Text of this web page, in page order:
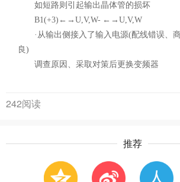
如短路则引起输出晶体管的损坏
B1(+3)←→U,V,W- ←→U,V,W
·从输出侧接入了输入电源(配线错误、
良)
调查原因、采取对策后更换变频器
242阅读
推荐